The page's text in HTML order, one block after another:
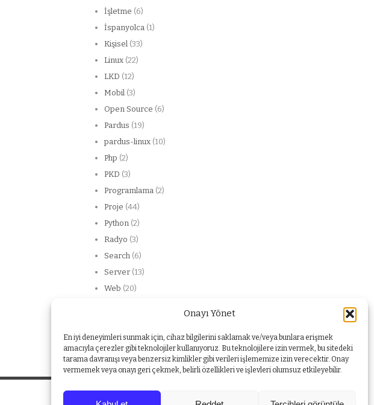
Onayı Yönet
En iyi deneyimleri sunmak için, cihaz bilgilerini saklamak ve/veya bunlara erişmek
amacıyla çerezler gibi teknolojiler kullanıyoruz. Bu teknolojilere izin vermek, bu sitedeki
tarama davranışı veya benzersiz kimlikler gibi verileri işlememize izin verecektir. Onay
vermemek veya onayı geri çekmek, belirli özellikleri ve işlevleri olumsuz etkileyebilir.
İşletme (6)
İspanyolca (1)
Kişisel (33)
Linux (22)
LKD (12)
Mobil (3)
Open Source (6)
Pardus (19)
pardus-linux (10)
Php (2)
PKD (3)
Programlama (2)
Proje (44)
Python (2)
Radyo (3)
Search (6)
Server (13)
Web (20)
Yabancı dil(1)